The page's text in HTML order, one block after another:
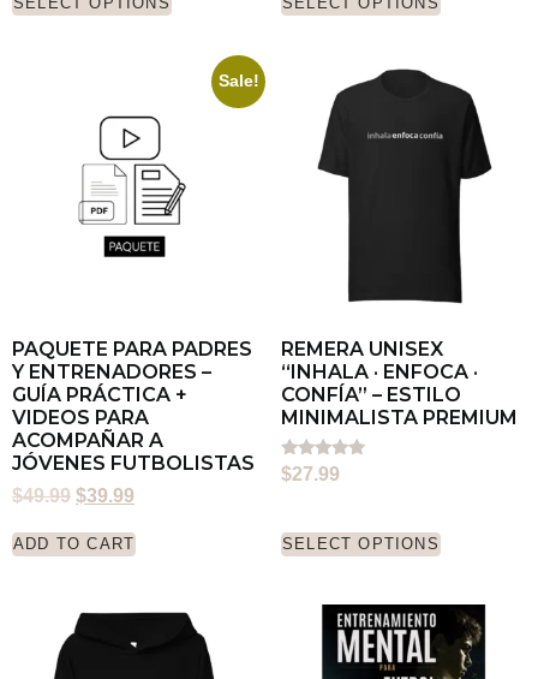
Sale!
PAQUETE PARA PADRES
Y ENTRENADORES –
GUÍA PRÁCTICA +
VIDEOS PARA
ACOMPAÑAR A
JÓVENES FUTBOLISTAS
$49.99 $39.99
ADD TO CART
REMERA UNISEX
“INHALA · ENFOCA ·
CONFÍA” – ESTILO
MINIMALISTA PREMIUM
Rated
5.00
$27.99
SELECT OPTIONS